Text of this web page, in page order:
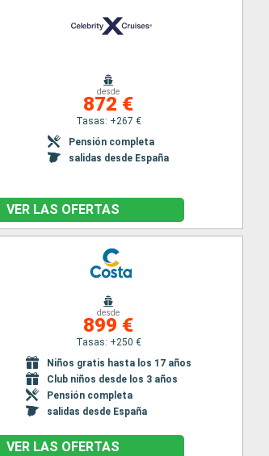
desde
872 €
Tasas: +267 €
Pensión completa
salidas desde España
VER LAS OFERTAS
desde
899 €
Tasas: +250 €
Niños gratis hasta los 17 años
Club niños desde los 3 años
Pensión completa
salidas desde España
VER LAS OFERTAS